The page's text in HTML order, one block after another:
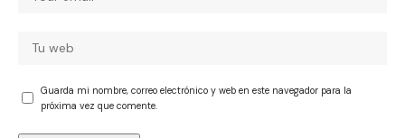
Guarda mi nombre, correo electrónico y web en este navegador para la
próxima vez que comente.